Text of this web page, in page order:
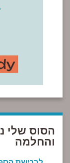
הסוס שלי
והחלמה